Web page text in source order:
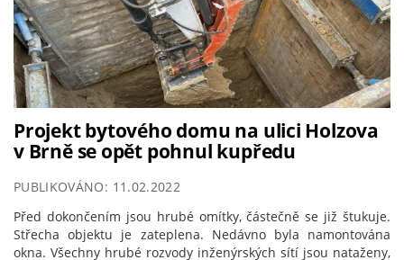
Projekt bytového domu na ulici Holzova
v Brně se opět pohnul kupředu
PUBLIKOVÁNO: 11.02.2022
Před dokončením jsou hrubé omítky, částečně se již štukuje.
Střecha objektu je zateplena. Nedávno byla namontována
okna. Všechny hrubé rozvody inženýrských sítí jsou nataženy,